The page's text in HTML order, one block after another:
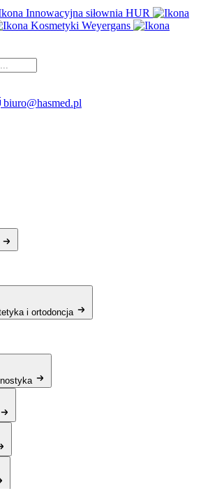
Innowacyjna siłownia HUR
Kosmetyki Weyergans
biuro@hasmed.pl
i ortodoncja